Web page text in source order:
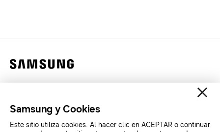
Legales
Samsung y Cookies
Este sitio utiliza cookies. Al hacer clic en ACEPTAR o continuar